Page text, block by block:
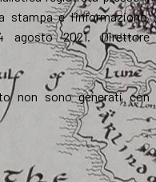
stampa e l’informazione,
agosto 2021. Direttore
non sono generati con